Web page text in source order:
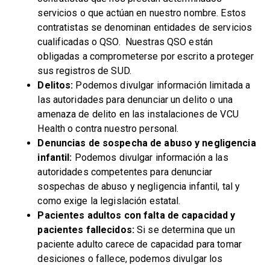
servicios o que actúan en nuestro nombre. Estos
contratistas se denominan entidades de servicios
cualificadas o QSO. Nuestras QSO están
obligadas a comprometerse por escrito a proteger
sus registros de SUD.
Delitos: Podemos divulgar información limitada a
las autoridades para denunciar un delito o una
amenaza de delito en las instalaciones de VCU
Health o contra nuestro personal.
Denuncias de sospecha de abuso y negligencia
infantil: Podemos divulgar información a las
autoridades competentes para denunciar
sospechas de abuso y negligencia infantil, tal y
como exige la legislación estatal.
Pacientes adultos con falta de capacidad y
pacientes fallecidos:Si se determina que un
paciente adulto carece de capacidad para tomar
desiciones o fallece, podemos divulgar los